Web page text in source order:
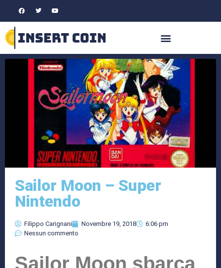
Sailor Moon – Super
Nintendo
Filippo Carignani Novembre 19, 2018
6:06 pm
Nessun commento
Sailor Moon sbarca